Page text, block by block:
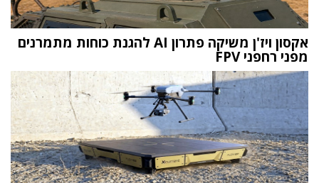
אקסון ויז'ן משיקה פתרון AI להגנת כוחות מתמרנים
מפני רחפני FPV